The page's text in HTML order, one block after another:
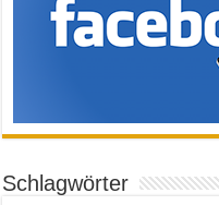
Schlagwörter